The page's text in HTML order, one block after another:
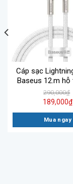
Cáp sạc
Baseus 12.m hỗ
JK-A02
290,000₫
189,000₫
Mua ngay